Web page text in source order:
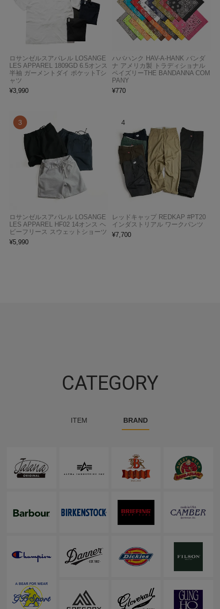
ロサンゼルスアパレル LOSANGE
LES APPAREL 1809GD 6.5オンス
半袖 ガーメントダイ ポケットTシ
ャツ
¥3,990
ハバハンク HAV-A-HANK バンダ
ナ アメリカ製 トラディショナル
ペイズリーTHE BANDANNA COM
PANY
¥770
ロサンゼルスアパレル LOSANGE
LES APPAREL HF02 14オンス ヘ
ビーフリース スウェットショーツ
¥5,990
レッドキャップ REDKAP #PT20
インダストリアル ワークパンツ
¥7,700
CATEGORY
ITEM BRAND